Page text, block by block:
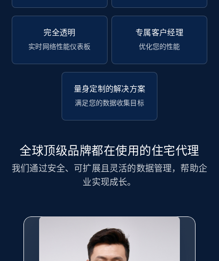
完全透明
实时网络性能仪表板
专属客户经理
优化您的性能
量身定制的解决方案
满足您的数据收集目标
全球顶级品牌都在使用的住宅代理
我们通过安全、可扩展且灵活的数据管理，帮助企
业实现成长。